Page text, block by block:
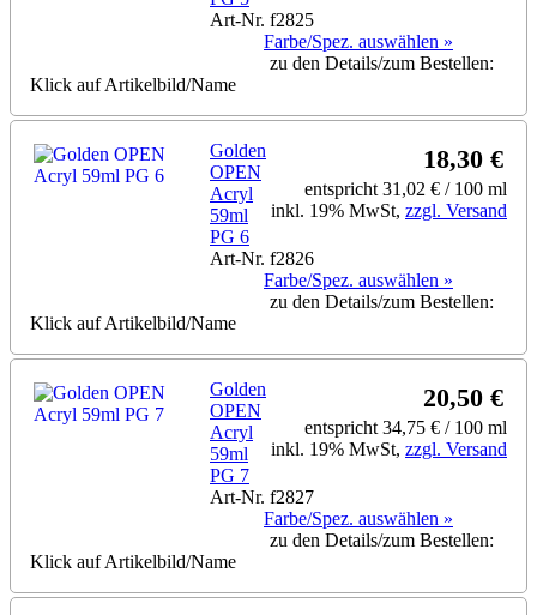
Art-Nr. f2825
Farbe/Spez. auswählen »
zu den Details/zum Bestellen:
Klick auf Artikelbild/Name
18,30 €
entspricht 31,02 € / 100 ml
inkl. 19% MwSt, zzgl. Versand
Golden
OPEN
Acryl
59ml
PG 6
Art-Nr. f2826
Farbe/Spez. auswählen »
zu den Details/zum Bestellen:
Klick auf Artikelbild/Name
20,50 €
entspricht 34,75 € / 100 ml
inkl. 19% MwSt, zzgl. Versand
Golden
OPEN
Acryl
59ml
PG 7
Art-Nr. f2827
Farbe/Spez. auswählen »
zu den Details/zum Bestellen:
Klick auf Artikelbild/Name